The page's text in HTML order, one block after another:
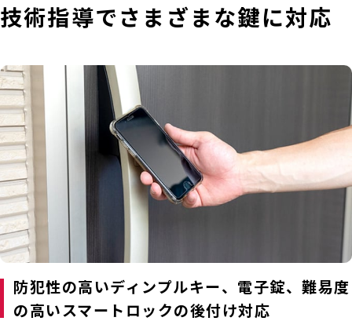
技術指導でさまざまな鍵に対応
防犯性の高いディンプルキー、電子錠、難易度
の高いスマートロックの後付け対応